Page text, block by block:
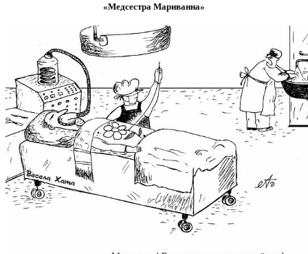
«Медсестра Мариванна»